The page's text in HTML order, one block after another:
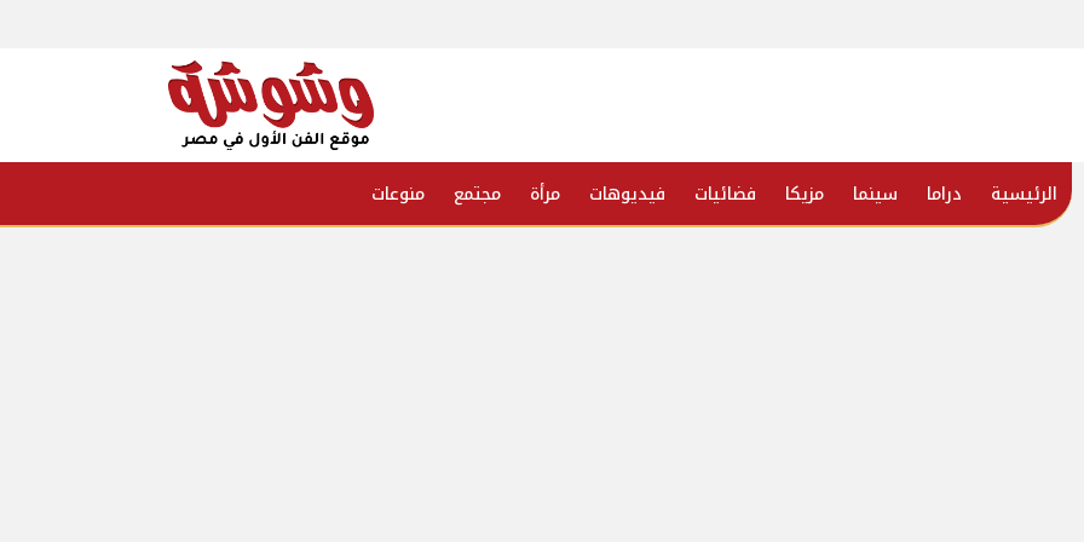
الرئيسية دراما سينما مزيكا فضائيات فيديوهات مرأة مجتمع منوعات